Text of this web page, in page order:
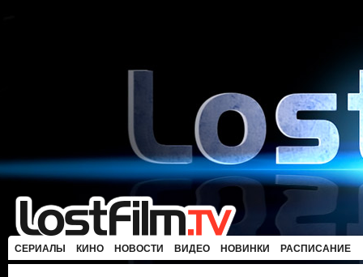
СЕРИАЛЫ КИНО НОВОСТИ ВИДЕО НОВИНКИ РАСПИСАНИЕ